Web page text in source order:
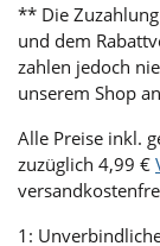
** Die
und dem
zahlen jedoch
unserem Shop
Alle Preise inkl.
zuzüglich 4,99 €
1: